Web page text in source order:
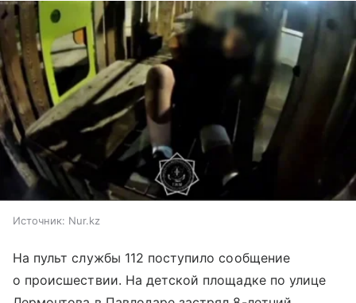
Источник: Nur.kz
На пульт службы 112 поступило сообщение
о происшествии. На детской площадке по улице